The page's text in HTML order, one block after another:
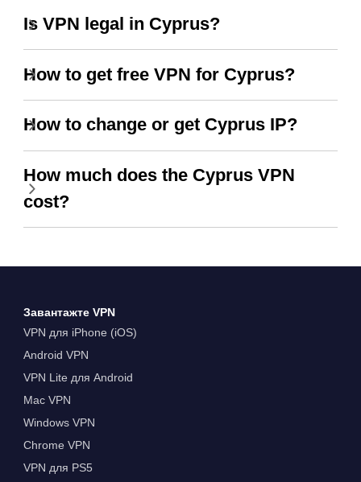
Is VPN legal in Cyprus?
How to get free VPN for Cyprus?
How to change or get Cyprus IP?
How much does the Cyprus VPN
cost?
Завантажте VPN
VPN для iPhone (iOS)
Android VPN
VPN Lite для Android
Mac VPN
Windows VPN
Chrome VPN
VPN для PS5